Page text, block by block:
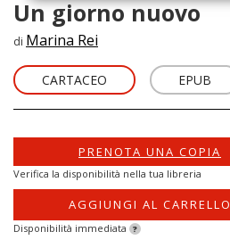
Un giorno nuovo
di Marina Rei
CARTACEO EPUB
PRENOTA UNA COPIA
Verifica la disponibilità nella tua libreria
AGGIUNGI AL CARRELLO
Disponibilità immediata ?